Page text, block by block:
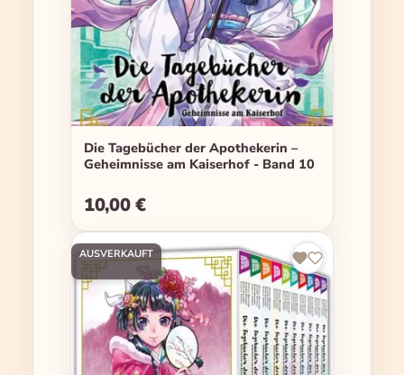
Die Tagebücher der Apothekerin –
Geheimnisse am Kaiserhof - Band 10
Regulärer Preis:
10,00 €
AUSVERKAUFT